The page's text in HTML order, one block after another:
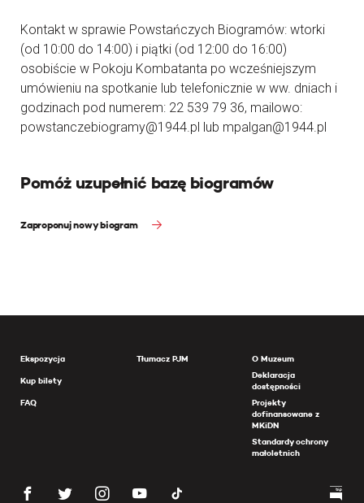
Kontakt w sprawie Powstańczych Biogramów: wtorki
(od 10:00 do 14:00) i piątki (od 12:00 do 16:00)
osobiście w Pokoju Kombatanta po wcześniejszym
umówieniu na spotkanie lub telefonicznie w ww. dniach i
godzinach pod numerem: 22 539 79 36, mailowo:
powstanczebiogramy@1944.pl lub mpalgan@1944.pl
Pomóż uzupełnić bazę biogramów
Zaproponuj nowy biogram
Ekspozycja
Kup bilety
FAQ
Tłumacz PJM
O Muzeum
Deklaracja
dostępności
Projekty
dofinansowane z
MKiDN
Standardy ochrony
małoletnich